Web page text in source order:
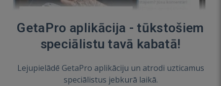
GetaPro aplikācija - tūkstošiem
speciālistu tavā kabatā!
Lejupielādē GetaPro aplikāciju un atrodi uzticamus
speciālistus jebkurā laikā.